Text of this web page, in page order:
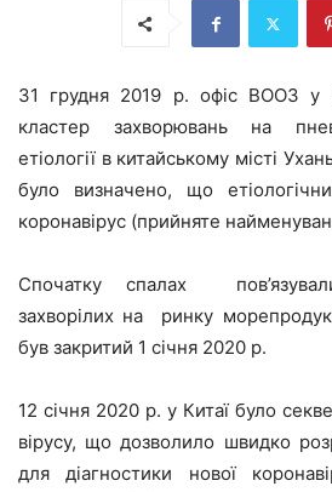
31 грудня 2019 р. офіс ВООЗ у
кластер захворювань на
етіології в китайському місті
було визначено, що
коронавірус (прийняте
Спочатку спалах
захворілих на ринку
був закритий 1 січня 2020 р.
12 січня 2020 р. у Китаї було
вірусу, що дозволило швидко
для діагностики нової